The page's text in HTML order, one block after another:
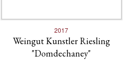
2017
Weingut Kunstler Riesling
"Domdechaney"